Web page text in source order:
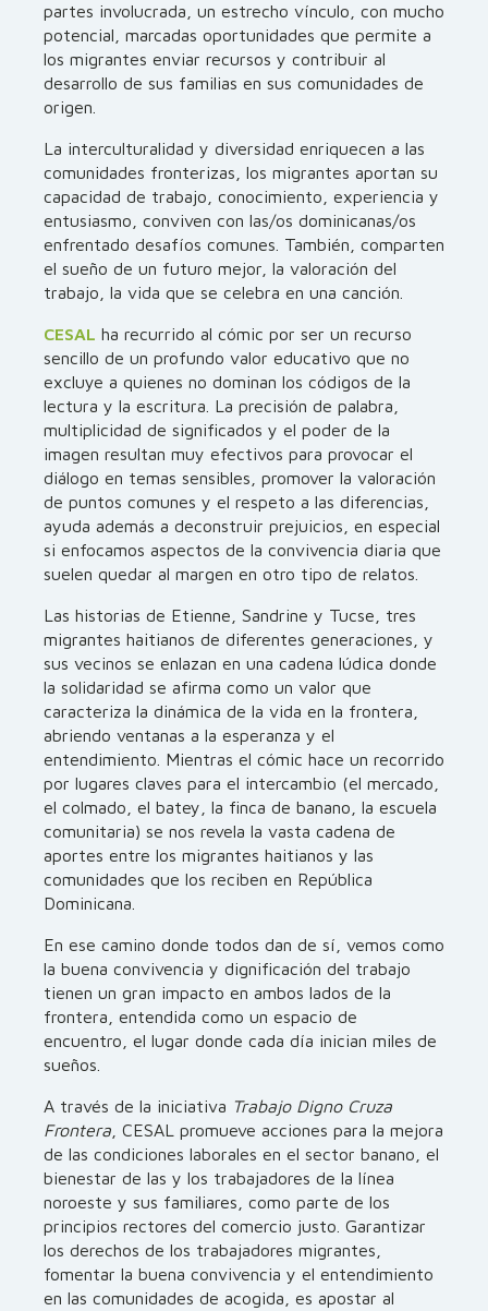
partes involucrada, un estrecho vínculo, con mucho
potencial, marcadas oportunidades que permite a
los migrantes enviar recursos y contribuir al
desarrollo de sus familias en sus comunidades de
origen.
La interculturalidad y diversidad enriquecen a las
comunidades fronterizas, los migrantes aportan su
capacidad de trabajo, conocimiento, experiencia y
entusiasmo, conviven con las/os dominicanas/os
enfrentado desafíos comunes. También, comparten
el sueño de un futuro mejor, la valoración del
trabajo, la vida que se celebra en una canción.
CESAL ha recurrido al cómic por ser un recurso
sencillo de un profundo valor educativo que no
excluye a quienes no dominan los códigos de la
lectura y la escritura. La precisión de palabra,
multiplicidad de significados y el poder de la
imagen resultan muy efectivos para provocar el
diálogo en temas sensibles, promover la valoración
de puntos comunes y el respeto a las diferencias,
ayuda además a deconstruir prejuicios, en especial
si enfocamos aspectos de la convivencia diaria que
suelen quedar al margen en otro tipo de relatos.
Las historias de Etienne, Sandrine y Tucse, tres
migrantes haitianos de diferentes generaciones, y
sus vecinos se enlazan en una cadena lúdica donde
la solidaridad se afirma como un valor que
caracteriza la dinámica de la vida en la frontera,
abriendo ventanas a la esperanza y el
entendimiento. Mientras el cómic hace un recorrido
por lugares claves para el intercambio (el mercado,
el colmado, el batey, la finca de banano, la escuela
comunitaria) se nos revela la vasta cadena de
aportes entre los migrantes haitianos y las
comunidades que los reciben en República
Dominicana.
En ese camino donde todos dan de sí, vemos como
la buena convivencia y dignificación del trabajo
tienen un gran impacto en ambos lados de la
frontera, entendida como un espacio de
encuentro, el lugar donde cada día inician miles de
sueños.
A través de la iniciativa Trabajo Digno Cruza
Frontera , CESAL promueve acciones para la mejora
de las condiciones laborales en el sector banano, el
bienestar de las y los trabajadores de la línea
noroeste y sus familiares, como parte de los
principios rectores del comercio justo. Garantizar
los derechos de los trabajadores migrantes,
fomentar la buena convivencia y el entendimiento
en las comunidades de acogida, es apostar al